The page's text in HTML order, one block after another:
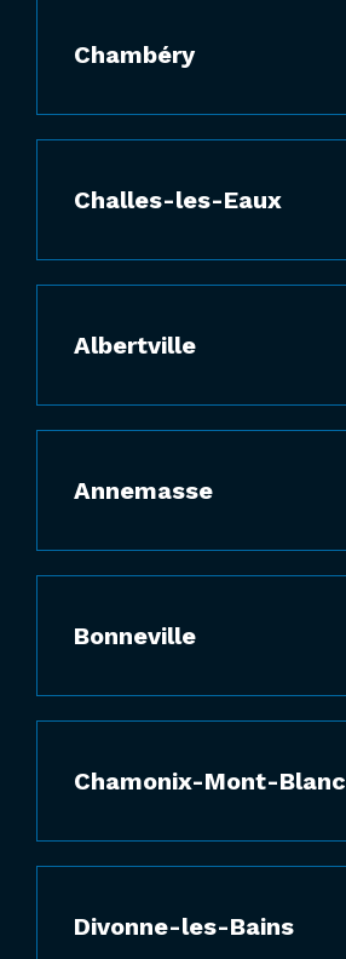
Chambéry
Challes-les-Eaux
Albertville
Annemasse
Bonneville
Chamonix-Mont-Blanc
Divonne-les-Bains